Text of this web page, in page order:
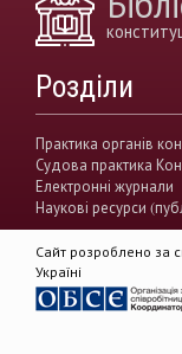
Вища
Розділи
Практика органів
Судова практика
Електронні журнали
Наукові ресурси
Сайт розроблено за
Україні